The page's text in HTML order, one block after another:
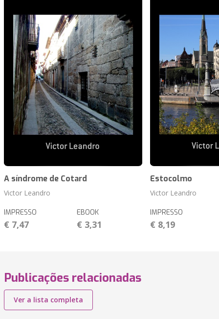
A síndrome de Cotard
Victor Leandro
IMPRESSO
€ 7,47
EBOOK
€ 3,31
Estocolmo
Victor Leandro
IMPRESSO
€ 8,19
Publicações relacionadas
Ver a lista completa